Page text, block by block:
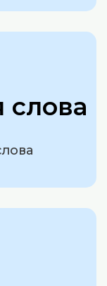
слова